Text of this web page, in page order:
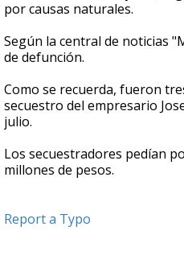
por causas naturales.
Según la central de noticias
de defunción.
Como se recuerda, fueron
secuestro del empresario
julio.
Los secuestradores pedían
millones de pesos.
Report a Typo